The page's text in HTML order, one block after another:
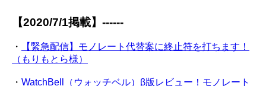
【2020/7/1掲載】------
・
【緊急配信】モノレート代替案に終止符を打ちます！
（もりもとら様）
・ WatchBell（ウォッチベル）β版レビュー！モノレート